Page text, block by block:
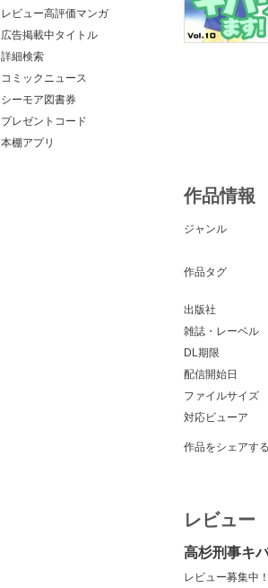
レビュー高評価マンガ
広告掲載中タイトル
詳細検索
コミックニュース
シーモア図書券
プレゼントコード
本棚アプリ
作品情報
ジャンル
作品タグ
出版社
雑誌・レーベル
DL期限
配信開始日
ファイルサイズ
対応ビューア
作品をシェアする
レビュー
高杉刑事キ
レビュー募集中！